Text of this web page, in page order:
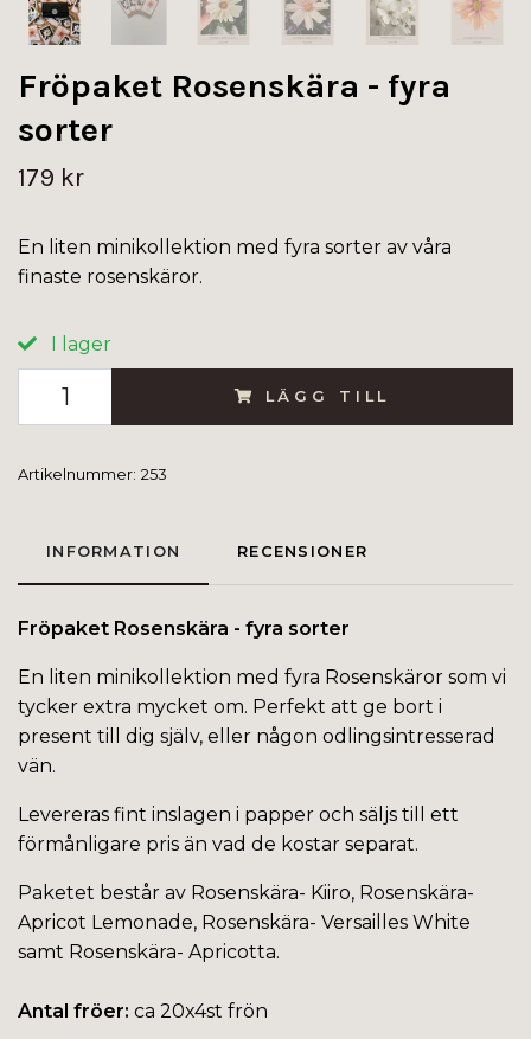
Fröpaket Rosenskära - fyra
sorter
179 kr
En liten minikollektion med fyra sorter av våra
finaste rosenskäror.
I lager
LÄGG TILL
Artikelnummer: 253
INFORMATION RECENSIONER
Fröpaket Rosenskära - fyra sorter
En liten minikollektion med fyra Rosenskäror som vi
tycker extra mycket om. Perfekt att ge bort i
present till dig själv, eller någon odlingsintresserad
vän.
Levereras fint inslagen i papper och säljs till ett
förmånligare pris än vad de kostar separat.
Paketet består av Rosenskära- Kiiro, Rosenskära-
Apricot Lemonade, Rosenskära- Versailles White
samt Rosenskära- Apricotta.
Antal fröer: ca 20x4st frön